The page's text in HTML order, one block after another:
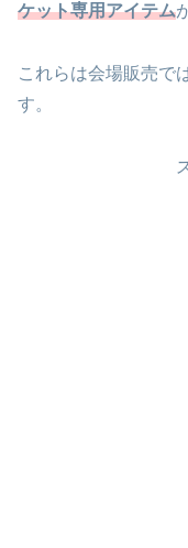
ケット専用アイテム
これらは会場販売で
す。